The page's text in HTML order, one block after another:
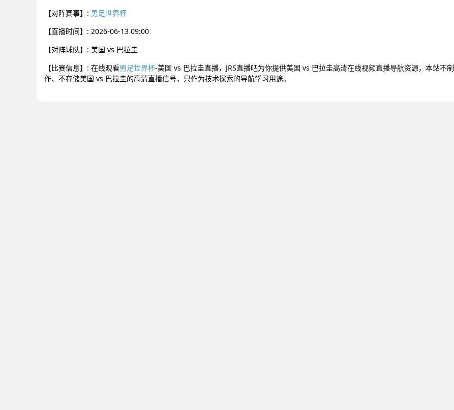
【对阵赛事】: 男足世界杯
【直播时间】: 2026-06-13 09:00
【对阵球队】: 美国 vs 巴拉圭
【比赛信息】: 在线观看男足世界杯-美国 vs 巴拉圭直播，JRS直播吧为你提供美国 vs 巴拉圭高清在线视频直播导航资源，本站不制
作、不存储美国 vs 巴拉圭的高清直播信号，只作为技术探索的导航学习用途。